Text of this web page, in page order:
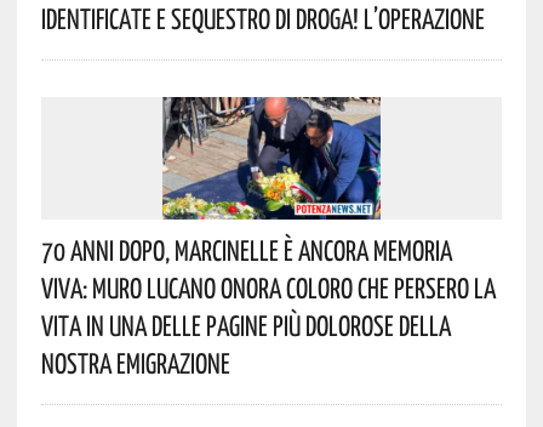
Identificate E Sequestro Di Droga! L’operazione
70 Anni Dopo, Marcinelle È Ancora Memoria
Viva: Muro Lucano Onora Coloro Che Persero La
Vita In Una Delle Pagine Più Dolorose Della
Nostra Emigrazione